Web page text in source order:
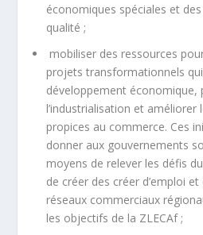
économiques spéciales et des
qualité ;
mobiliser des ressources
projets transformationnels
développement économique,
l’industrialisation et améliorer
propices au commerce. Ces
donner aux gouvernements
moyens de relever les défis
de créer des créer d’emploi
réseaux commerciaux
les objectifs de la ZLECAf ;